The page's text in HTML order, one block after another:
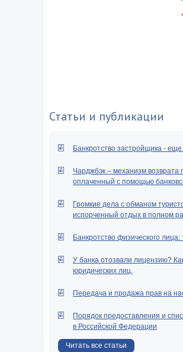
Статьи и публикации
Банкротство застройщика - еще
Чарджбэк – механизм возврата
оплаченный с помощью
Громкие дела с обманом
испорченный отдых в полном
Банкротство физического
У банка отозвали лицензию?
юридических лиц.
Передача и продажа прав на
Порядок предоставления и
в Российской Федерации
Читать все статьи